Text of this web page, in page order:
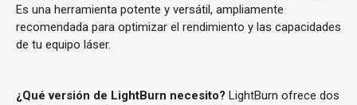
Es una herramienta potente y versátil, ampliamente
recomendada para optimizar el rendimiento y las capacidades
de tu equipo láser.
¿Qué versión de LightBurn necesito? LightBurn ofrece dos